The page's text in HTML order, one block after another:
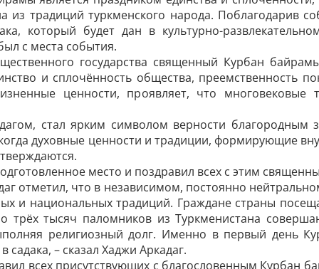
традиций туркменского народа. Поблагодарив
который будет дан в культурно-
с места события.
государства священный Курбан
и сплочённость общества, преемственность
ценности, проявляет, что
стал ярким символом верности благородным
духовные ценности и традиции, формирующие
место и поздравил всех с этим
отметил, что в независимом, постоянно
и национальных традиций. Граждане страны
тысяч паломников из Туркменистана
религиозный долг. Именно в первый день
садака, – сказал Хаджи Аркадаг.
всех присутствующих с благословенным Курбан